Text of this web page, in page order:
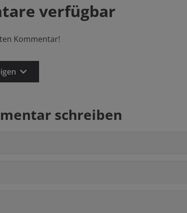
verfügbar
Kommentar!
schreiben